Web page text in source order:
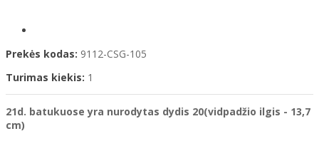
Prekės kodas: 9112-CSG-105
Turimas kiekis: 1
21d. batukuose yra nurodytas dydis 20(vidpadžio ilgis - 13,7
cm)